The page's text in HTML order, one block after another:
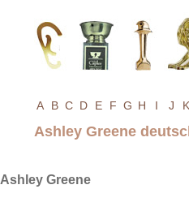
A B C D E F G H I J K
Ashley Greene
Ashley Greene